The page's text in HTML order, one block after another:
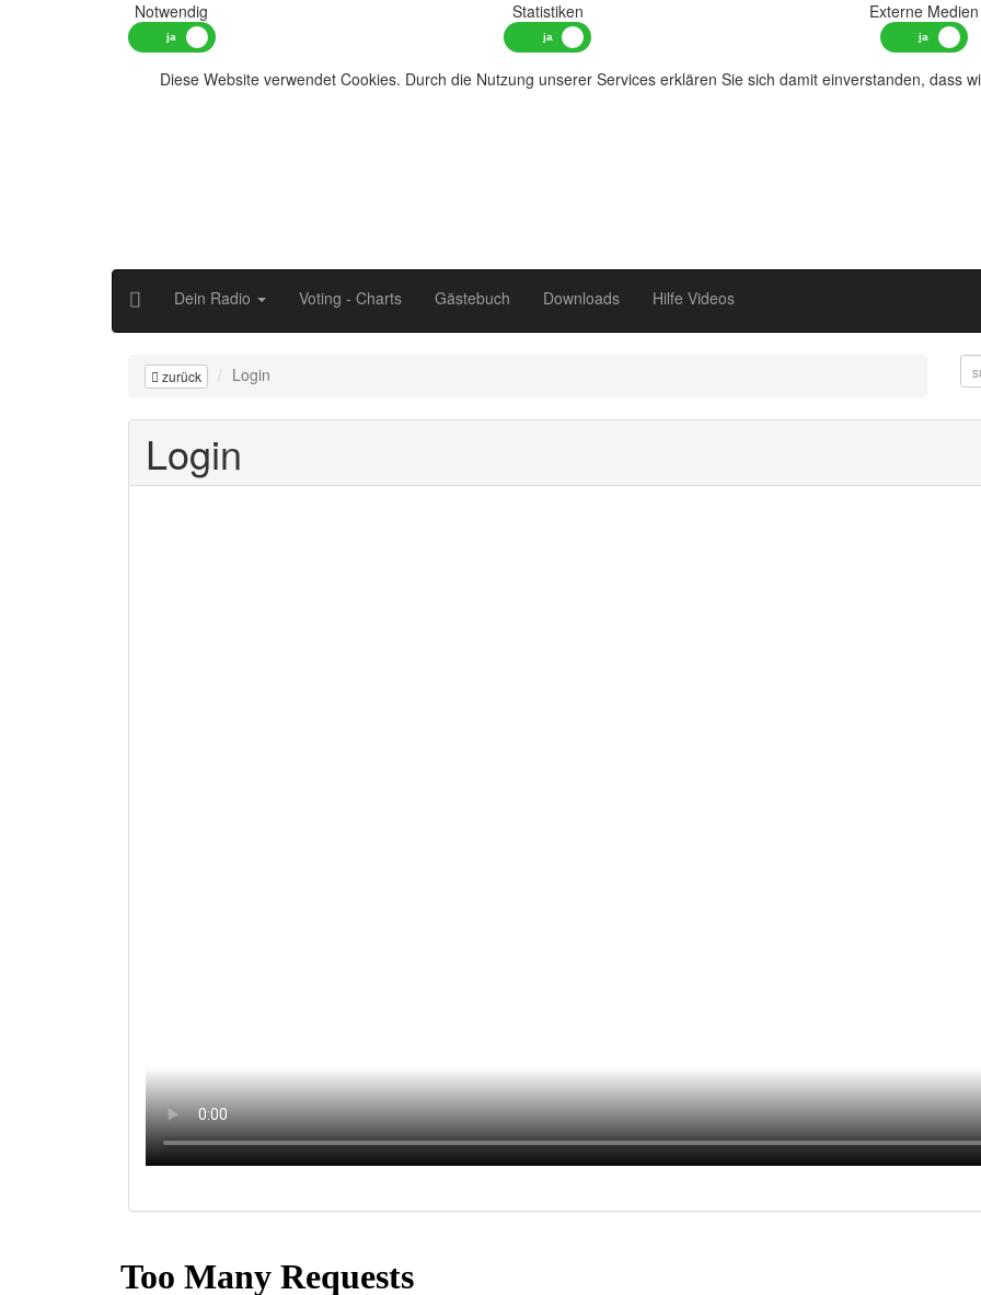
Notwendig Statistiken Externe Medien
Diese Website verwendet Cookies. Durch die Nutzung unserer Services erklären Sie sich damit einverstanden, dass
Dein Radio Voting - Charts Gästebuch Downloads Hilfe Videos
zurück Login
Login